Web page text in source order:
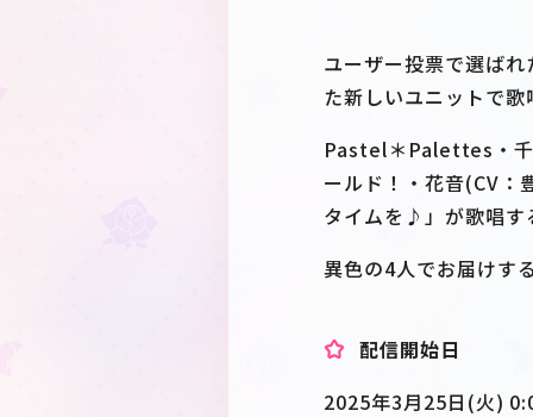
ユーザー投票で選ば
た新しいユニットで
Pastel＊Palettes・千
ールド！・花音(CV
タイムを♪」が歌唱す
異色の4人でお届けす
配信開始日
2025年3月25日(火)